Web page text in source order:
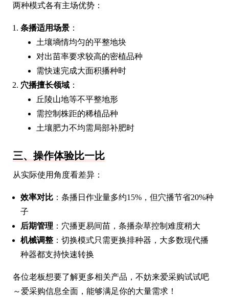
两种模式各有主场优势：
条播适用场景 ：
土壤墒情均匀的平整地块
对出苗率要求较高的密植品种
需快速完成大面积播种时
穴播擅长领域 ：
丘陵山地等不平整地形
需控制株距的稀植品种
土壤肥力不均需局部补肥时
三、操作体验比一比
从实际使用角度看差异：
效率对比 ：条播日作业量多约15%，但穴播节省20%种
子
后期管理 ：穴播更易间苗，条播杂草控制难度稍大
机械调整 ：切换模式只需更换排种器，大多数现代播
种器都支持快速转换
各位老板想要了解更多相关产品，不妨来爱采购试试吧
～爱采购信息全面，能够满足你的大量需求！